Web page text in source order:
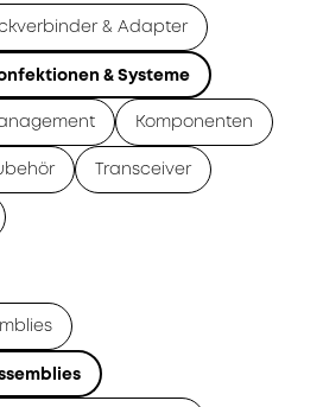
& Adapter
& Systeme
Komponenten
Transceiver